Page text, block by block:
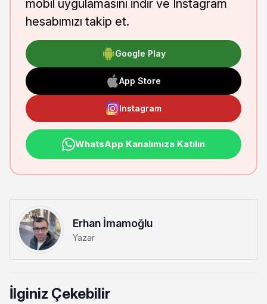
mobil uygulamasını indir ve Instagram
hesabımızı takip et.
Google Play
App Store
Instagram
WhatsApp Kanalımıza Katılın
Erhan İmamoğlu
Yazar
İlginiz Çekebilir